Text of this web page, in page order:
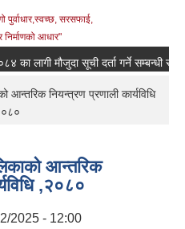
पुर्वाधार,स्वच्छ, सरसफाई,
आधार"
मौजुदा सूची दर्ता गर्ने सम्बन्धी सूचना ।
आन्तरिक नियन्त्रण प्रणाली कार्यविधि
आन्तरिक
,२०८०
2025 - 12:00